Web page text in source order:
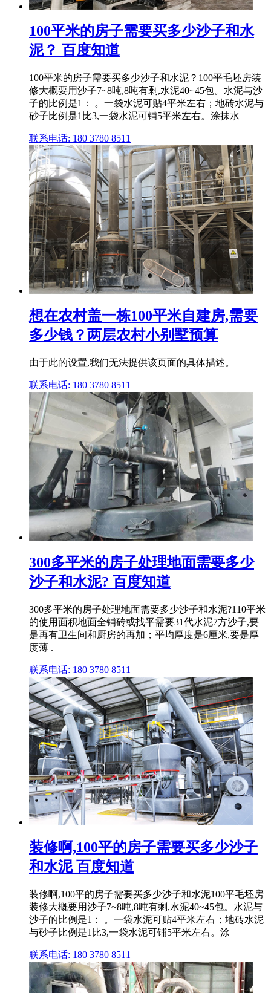
100平米的房子需要买多少沙子和水
泥？ 百度知道
100平米的房子需要买多少沙子和水泥？100平毛坯房装
修大概要用沙子7~8吨,8吨有剩,水泥40~45包。水泥与沙
子的比例是1： 。一袋水泥可贴4平米左右；地砖水泥与
砂子比例是1比3,一袋水泥可铺5平米左右。涂抹水
联系电话: 180 3780 8511
想在农村盖一栋100平米自建房,需要
多少钱？两层农村小别墅预算
由于此的设置,我们无法提供该页面的具体描述。
联系电话: 180 3780 8511
300多平米的房子处理地面需要多少
沙子和水泥? 百度知道
300多平米的房子处理地面需要多少沙子和水泥?110平米
的使用面积地面全铺砖或找平需要31代水泥7方沙子,要
是再有卫生间和厨房的再加；平均厚度是6厘米,要是厚
度薄 .
联系电话: 180 3780 8511
装修啊,100平的房子需要买多少沙子
和水泥 百度知道
装修啊,100平的房子需要买多少沙子和水泥100平毛坯房
装修大概要用沙子7~8吨,8吨有剩,水泥40~45包。水泥与
沙子的比例是1： 。一袋水泥可贴4平米左右；地砖水泥
与砂子比例是1比3,一袋水泥可铺5平米左右。涂
联系电话: 180 3780 8511